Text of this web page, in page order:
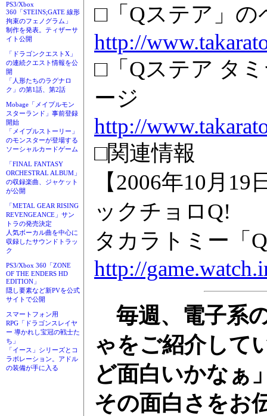
PS3/Xbox
360「STEINS;GATE 線形
拘束のフェノグラム」
制作を発表。ティザーサ
イト公開
「ドラゴンクエストX」
の連続クエスト情報を公
開
「人形たちのラグナロ
ク」の第1話、第2話
Mobage「メイプルモン
スターランド」事前登録
開始
「メイプルストーリー」
のモンスターが登場する
ソーシャルカードゲーム
「FINAL FANTASY
ORCHESTRAL ALBUM」
の収録楽曲、ジャケット
が公開
「METAL GEAR RISING
REVENGEANCE」サン
トラの発売決定
人気ボーカル曲を中心に
収録したサウンドトラッ
ク
PS3/Xbox 360「ZONE
OF THE ENDERS HD
EDITION」
隠し要素など新PVを公式
サイトで公開
スマートフォン用
RPG「ドラゴンスレイヤ
ー 導かれし宝冠の戦士た
ち」
「イース」シリーズとコ
ラボレーション。アドル
の装備が手に入る
□「Qステア」の
http://
□「Qステア タ
ージ
http://
□関連情報
【2006年10月
ックチョロQ!
タカラトミー「
http://
毎週、電子系
ゃをご紹介して
ど面白いかなぁ
その面白さをお